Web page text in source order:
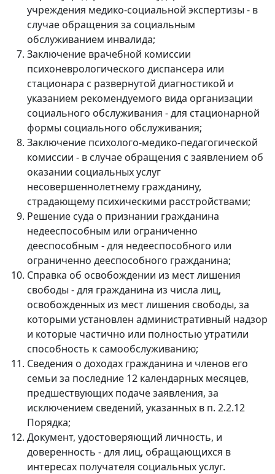
учреждения медико-социальной экспертизы - в
случае обращения за социальным
обслуживанием инвалида;
Заключение врачебной комиссии
психоневрологического диспансера или
стационара с развернутой диагностикой и
указанием рекомендуемого вида организации
социального обслуживания - для стационарной
формы социального обслуживания;
Заключение психолого-медико-педагогической
комиссии - в случае обращения с заявлением об
оказании социальных услуг
несовершеннолетнему гражданину,
страдающему психическими расстройствами;
Решение суда о признании гражданина
недееспособным или ограниченно
дееспособным - для недееспособного или
ограниченно дееспособного гражданина;
Справка об освобождении из мест лишения
свободы - для гражданина из числа лиц,
освобожденных из мест лишения свободы, за
которыми установлен административный надзор
и которые частично или полностью утратили
способность к самообслуживанию;
Сведения о доходах гражданина и членов его
семьи за последние 12 календарных месяцев,
предшествующих подаче заявления, за
исключением сведений, указанных в п. 2.2.12
Порядка;
Документ, удостоверяющий личность, и
доверенность - для лиц, обращающихся в
интересах получателя социальных услуг.